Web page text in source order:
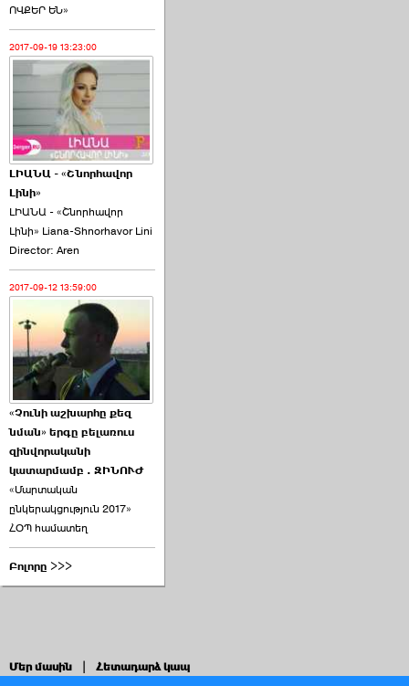
ՈՎՔԵՐ ԵՆ»
2017-09-19 13:23:00
ԼԻԱՆԱ - «Շնորհավոր
Լինի»
ԼԻԱՆԱ - «Շնորհավոր
Լինի» Liana-Shnorhavor Lini
Director: Aren
2017-09-12 13:59:00
«Չունի աշխարհը քեզ
նման» երգը բելառուս
զինվորականի
կատարմամբ . ԶԻՆՈՒԺ
«Մարտական
ընկերակցություն 2017»
ՀՕՊ համատեղ
Բոլորը >>>
Մեր մասին Հետադարձ կապ